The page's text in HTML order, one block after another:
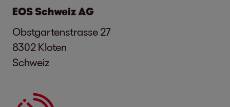
EOS Schweiz AG
Obstgartenstrasse 27
8302 Kloten
Schweiz